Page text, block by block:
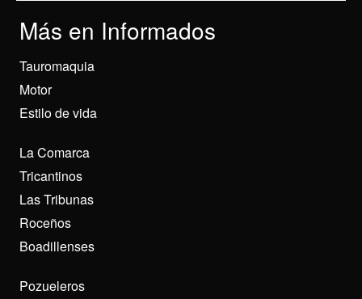
Más en Informados
Tauromaquia
Motor
Estilo de vida
La Comarca
Tricantinos
Las Tribunas
Roceños
Boadillenses
Pozueleros